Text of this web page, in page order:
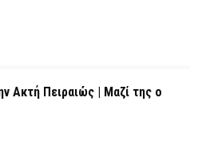
Ακτή Πειραιώς | Μαζί της ο